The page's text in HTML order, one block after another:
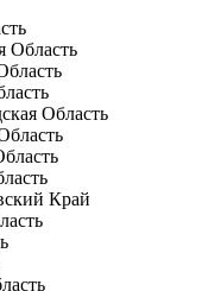
Область
Область
Край